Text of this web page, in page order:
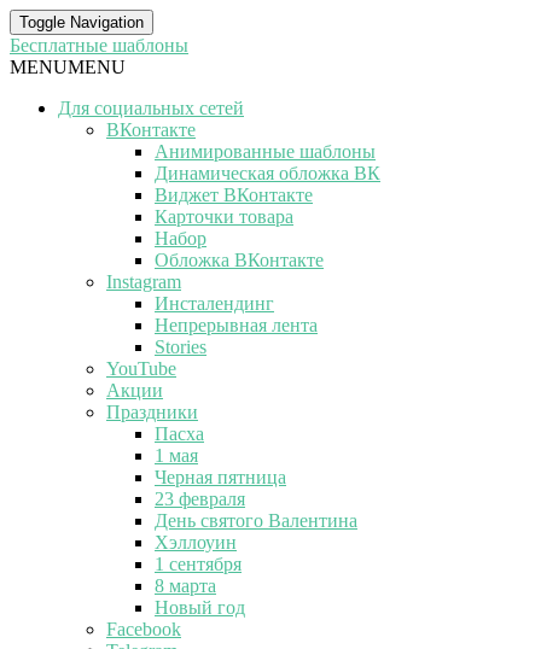
Toggle Navigation
Бесплатные шаблоны
MENUMENU
Для социальных сетей
ВКонтакте
Анимированные шаблоны
Динамическая обложка ВК
Виджет ВКонтакте
Карточки товара
Набор
Обложка ВКонтакте
Instagram
Инсталендинг
Непрерывная лента
Stories
YouTube
Акции
Праздники
Пасха
1 мая
Черная пятница
23 февраля
День святого Валентина
Хэллоуин
1 сентября
8 марта
Новый год
Facebook